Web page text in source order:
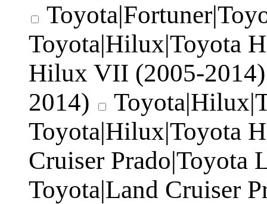
Toyota|Hilux|Toyota
Hilux VII (2005-2014)
2014)
Toyota|Hilux|Toyota
Cruiser Prado|Toyota
Toyota|Land Cruiser